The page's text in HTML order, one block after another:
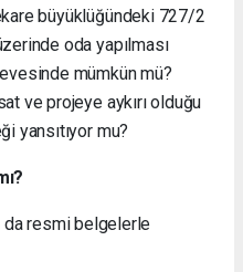
büyüklüğündeki 727/2
oda yapılması
mümkün mü?
ve projeye aykırı olduğu
yansıtıyor mu?
da resmi belgelerle